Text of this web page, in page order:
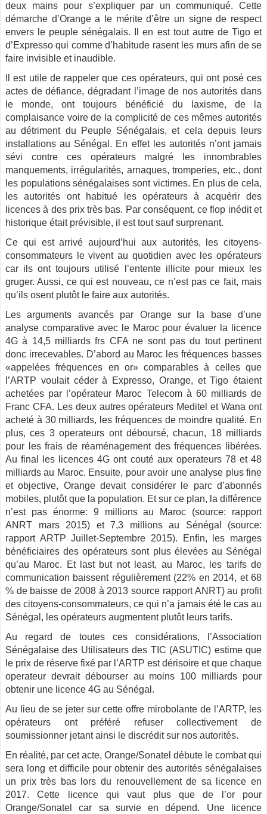
deux mains pour s’expliquer par un communiqué. Cette
démarche d’Orange a le mérite d’être un signe de respect
envers le peuple sénégalais. Il en est tout autre de Tigo et
d’Expresso qui comme d’habitude rasent les murs afin de se
faire invisible et inaudible.
Il est utile de rappeler que ces opérateurs, qui ont posé ces
actes de défiance, dégradant l’image de nos autorités dans
le monde, ont toujours bénéficié du laxisme, de la
complaisance voire de la complicité de ces mêmes autorités
au détriment du Peuple Sénégalais, et cela depuis leurs
installations au Sénégal. En effet les autorités n’ont jamais
sévi contre ces opérateurs malgré les innombrables
manquements, irrégularités, arnaques, tromperies, etc., dont
les populations sénégalaises sont victimes. En plus de cela,
les autorités ont habitué les opérateurs à acquérir des
licences à des prix très bas. Par conséquent, ce flop inédit et
historique était prévisible, il est tout sauf surprenant. ­
Ce qui est arrivé aujourd’hui aux autorités, les citoyens-
consommateurs le vivent au quotidien ­avec les opérateurs
car ils ont toujours utilisé l’entente illicite pour mieux les
gruger. Aussi, ce qui est nouveau, ce n’est pas ce fait, mais
qu’ils osent plutôt le faire aux autorités.
Les arguments avancés par Orange sur la base d’une
analyse comparative avec le Maroc pour évaluer la licence
4G à 14,5 milliards frs CFA ne sont pas du tout pertinent
donc irrecevables. D’abord au Maroc les fréquences basses
«­appelées fréquences en or­» comparables à celles que
l’ARTP voulait céder à Expresso, Orange, et Tigo étaient
achetées par l’opérateur Maroc Telecom à 60 milliards de
Franc CFA. Les deux autres opérateurs Meditel et Wana ont
acheté à 30 milliards, les fréquences de moindre qualité. En
plus, ces 3 operateurs ont déboursé, chacun, 18 milliards
pour les frais de réaménagement des fréquences libérées.
Au final les licences 4G ont couté aux operateurs 78 et 48
milliards au Maroc. Ensuite, pour avoir une analyse plus fine
et objective, Orange devait considérer le parc d’abonnés
mobiles, plutôt que la population. Et sur ce plan, la différence
n’est pas énorme­: 9 millions au Maroc (source­: rapport
ANRT mars 2015) et 7,3 millions au Sénégal (source­:
rapport ARTP Juillet-Septembre 2015). Enfin, les marges
bénéficiaires des opérateurs sont plus élevées au Sénégal
qu’au Maroc. Et last but not least, au Maroc, les tarifs de
communication baissent régulièrement (22% en 2014, et 68
% de baisse de 2008 à 2013 source rapport ANRT) au profit
des citoyens-consommateurs, ce qui n’a jamais été le cas au
Sénégal, les opérateurs augmentent plutôt leurs tarifs.
Au regard de toutes ces considérations, l’Association
Sénégalaise des Utilisateurs des TIC (ASUTIC) estime que
le prix de réserve fixé par l’ARTP est dérisoire et que chaque
operateur devrait débourser au moins 100 milliards pour
obtenir une licence 4G au Sénégal.
Au lieu de se jeter sur cette offre mirobolante de l’ARTP, les
opérateurs ont préféré refuser collectivement de
soumissionner jetant ainsi le discrédit sur nos autorités.
En réalité, par cet acte, Orange/Sonatel débute le combat qui
sera long et difficile pour obtenir des autorités sénégalaises
un prix très bas lors du renouvellement de sa licence en
2017. Cette licence qui vaut plus que de l’or pour
Orange/Sonatel car sa survie en dépend. Une licence